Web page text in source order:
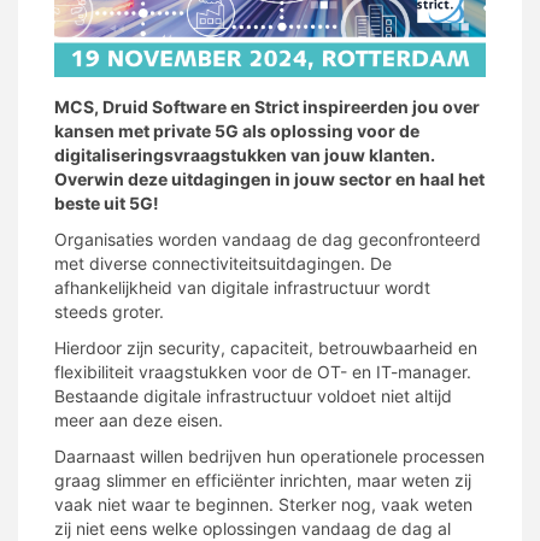
MCS, Druid Software en Strict inspireerden jou over
kansen met private 5G als oplossing voor de
digitaliseringsvraagstukken van jouw klanten.
Overwin deze uitdagingen in jouw sector en haal het
beste uit 5G!
Organisaties worden vandaag de dag geconfronteerd
met diverse connectiviteitsuitdagingen. De
afhankelijkheid van digitale infrastructuur wordt
steeds groter.
Hierdoor zijn security, capaciteit, betrouwbaarheid en
flexibiliteit vraagstukken voor de OT- en IT-manager.
Bestaande digitale infrastructuur voldoet niet altijd
meer aan deze eisen.
Daarnaast willen bedrijven hun operationele processen
graag slimmer en efficiënter inrichten, maar weten zij
vaak niet waar te beginnen. Sterker nog, vaak weten
zij niet eens welke oplossingen vandaag de dag al